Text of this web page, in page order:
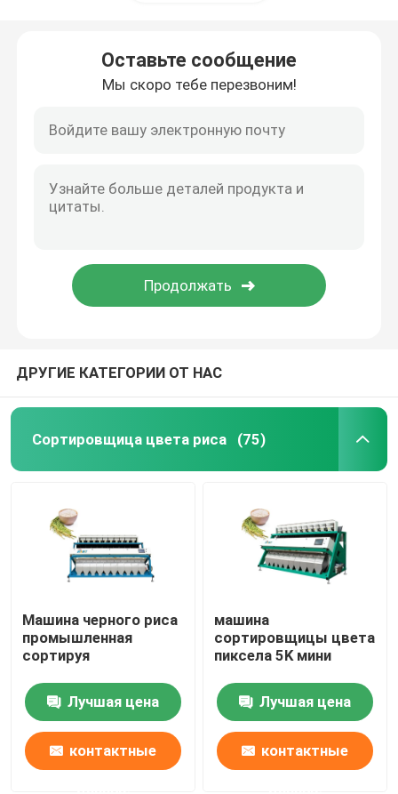
Оставьте сообщение
Мы скоро тебе перезвоним!
ДРУГИЕ КАТЕГОРИИ ОТ НАС
Сортировщица цвета риса (75)
Машина черного риса
промышленная
сортируя
Лучшая цена
контактные
машина
сортировщицы цвета
пиксела 5K мини
Лучшая цена
контактные